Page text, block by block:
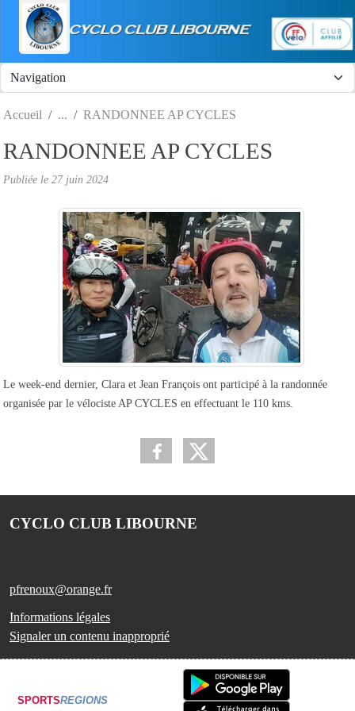
Accueil RANDONNEE AP CYCLES
RANDONNEE AP CYCLES
Publiée le 27 juin 2024
Le week-end dernier, Clara et Jean François ont participé à la randonnée
organisée par le vélociste AP CYCLES en effectuant le 110 kms.
CYCLO CLUB LIBOURNE
pfrenoux@orange.fr
Informations légales
Signaler un contenu inapproprié
SPORTSREGIONS
Panneau de gestion des cookies